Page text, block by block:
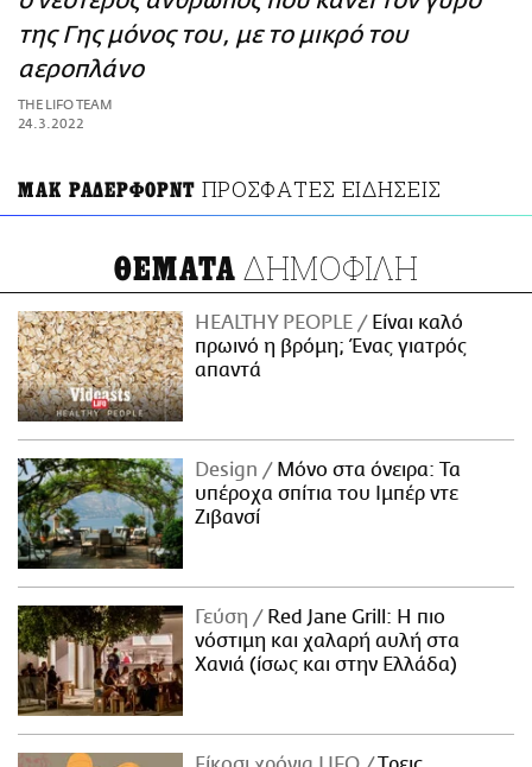
ΑΜΠΑ
PRINT
της Γης μόνος του, με το μικρό του
αεροπλάνο
THE LIFO TEAM
24.3.2022
ΜΑΚ ΡΑΔΕΡΦΟΡΝΤ ΠΡΟΣΦΑΤΕΣ ΕΙΔΗΣΕΙΣ
ΘΕΜΑΤΑ ΔΗΜΟΦΙΛΗ
HEALTHY PEOPLE
Είναι καλό
πρωινό η βρόμη; Ένας γιατρός
απαντά
Design
Μόνο στα όνειρα: Τα
υπέροχα σπίτια του Ιμπέρ ντε
Ζιβανσί
Γεύση
Red Jane Grill: Η πιο
νόστιμη και χαλαρή αυλή στα
Χανιά (ίσως και στην Ελλάδα)